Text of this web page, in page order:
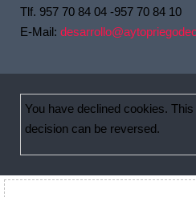
Tlf. 957 70 84 04 -957 70 84 10
E-Mail:
You have declined cookies. This
decision can be reversed.